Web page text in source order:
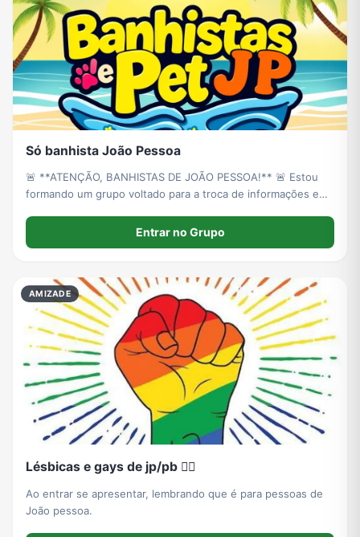
Só banhista João Pessoa
🚨 **ATENÇÃO, BANHISTAS DE JOÃO PESSOA!** 🚨 Estou
formando um grupo voltado para a troca de informações e
compartilhar experiências.
Entrar no Grupo
AMIZADE
Lésbicas e gays de jp/pb 🏳️‍🌈
Ao entrar se apresentar, lembrando que é para pessoas de
João pessoa.